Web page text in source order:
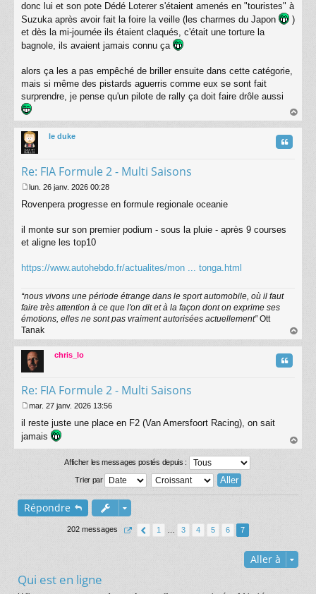
e
donc lui et son pote Dédé Loterer s'étaient amenés en "touristes" à
Suzuka après avoir fait la foire la veille (les charmes du Japon
)
et dès la mi-journée ils étaient claqués, c'était une torture la
bagnole, ils avaient jamais connu ça
alors ça les a pas empêché de briller ensuite dans cette catégorie,
mais si même des pistards aguerris comme eux se sont fait
surprendre, je pense qu'un pilote de rally ça doit faire drôle aussi
au
le duke
Re: FIA Formule 2 - Multi Saisons
Citation
e
s
g
lun. 26 janv. 2026 00:28
Rovenpera progresse en formule regionale oceanie
il monte sur son premier podium - sous la pluie - après 9 courses
et aligne les top10
https://www.autohebdo.fr/actualites/mon ... tonga.html
“nous vivons une période étrange dans le sport automobile, où il faut
faire très attention à ce que l'on dit et à la façon dont on exprime ses
émotions, elles ne sont pas vraiment autorisées actuellement”Ott
Tanak
au
chris_lo
Re: FIA Formule 2 - Multi Saisons
Citation
e
s
mar. 27 janv. 2026 13:56
il reste juste une place en F2 (Van Amersfoort Racing), on sait
jamais
au
Afficher les messages postés depuis :
Trier par
Répondre
202 messages 1 3 4 5 6 7
Aller à
Qui est en ligne